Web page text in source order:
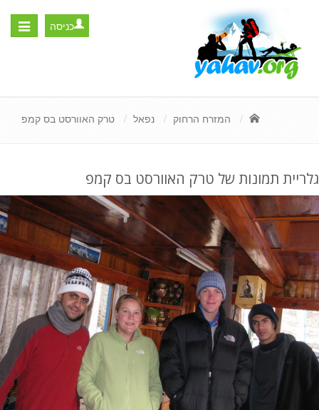
Toggle
כניסה
המזרח הרחוק נפאל טרק האוורסט בס קמפ
גלריית תמונות של טרק האוורסט בס קמפ